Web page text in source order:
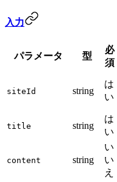
入力
パラメータ 型
必
須
siteId string
は
い
title string
は
い
content string
い
い
え